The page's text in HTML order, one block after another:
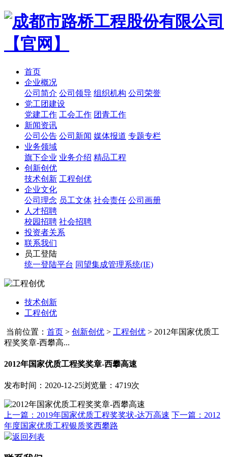
首页
企业概况
公司简介 公司领导 组织机构 公司荣誉
党工团建设
党建工作 工会工作 团青工作
新闻资讯
公司公告 公司新闻 媒体报道 专题专栏
业务领域
旗下企业 业务介绍 精品工程
创新创优
技术创新 工程创优
企业文化
公司理念 员工文体 社会责任 公司画册
人才招聘
校园招聘 社会招聘
投资者关系
联系我们
员工登陆
统一登陆平台 同望集成管理系统(IE)
技术创新
工程创优
当前位置： 首页 > 创新创优 > 工程创优 > 2012年国家优质工
程奖奖章-西攀高...
2012年国家优质工程奖奖章-西攀高速
发布时间：2020-12-25浏览量：4719次
上一篇：2019年国家优质工程奖奖状-达万高速 下一篇：2012
年度国家优质工程银质奖西攀路
返回列表